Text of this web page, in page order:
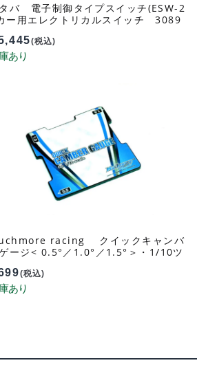
バ 電子制御タイプスイッチ(ESW-2
ー用エレクトリカルスイッチ 3089
(税込)
racing クイックキャンバ
ージ< 0.5°／1.0°／1.5°＞・1/10ツ
(税込)